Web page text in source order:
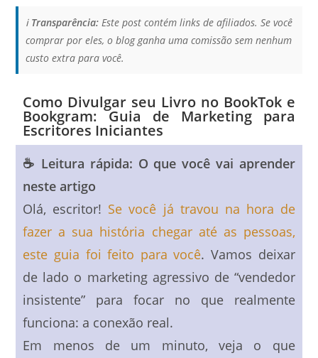
ℹ️ Transparência: Este post contém links de afiliados. Se você
comprar por eles, o blog ganha uma comissão sem nenhum
custo extra para você.
Como Divulgar seu Livro no BookTok e
Bookgram: Guia de Marketing para
Escritores Iniciantes
☕ Leitura rápida: O que você vai aprender
neste artigo
Olá, escritor! Se você já travou na hora de
fazer a sua história chegar até as pessoas,
este guia foi feito para você. Vamos deixar
de lado o marketing agressivo de “vendedor
insistente” para focar no que realmente
funciona: a conexão real.
Em menos de um minuto, veja o que